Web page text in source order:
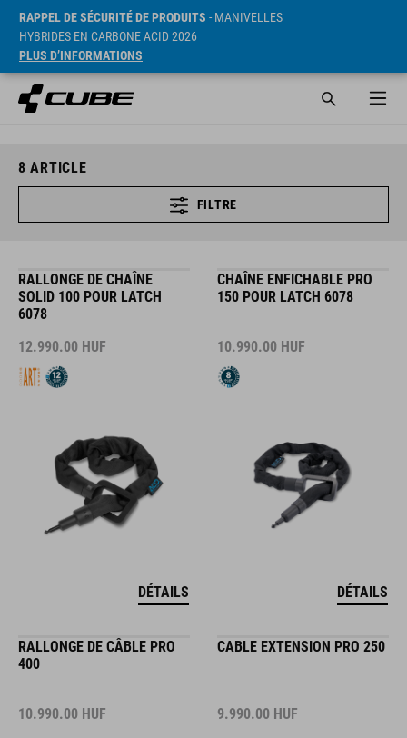
RAPPEL DE SÉCURITÉ DE PRODUITS - MANIVELLES
HYBRIDES EN CARBONE ACID 2026
PLUS D’INFORMATIONS
8 ARTICLE
FILTRE
RALLONGE DE CHAÎNE
SOLID 100 POUR LATCH
6078
12.990.00 HUF
DÉTAILS
CHAÎNE ENFICHABLE PRO
150 POUR LATCH 6078
10.990.00 HUF
DÉTAILS
RALLONGE DE CÂBLE PRO
400
10.990.00 HUF
CABLE EXTENSION PRO 250
9.990.00 HUF